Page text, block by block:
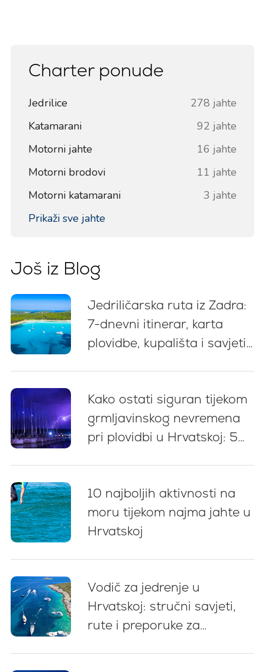
Charter ponude
Jedrilice
278 jahte
Katamarani
92 jahte
Motorni jahte
16 jahte
Motorni brodovi
11 jahte
Motorni katamarani
3 jahte
Prikaži sve jahte
Još iz Blog
Jedriličarska ruta iz Zadra:
7-dnevni itinerar, karta
plovidbe, kupališta i savjeti
Kako ostati siguran tijekom
grmljavinskog nevremena
pri plovidbi u Hrvatskoj: 5
10 najboljih aktivnosti na
moru tijekom najma jahte u
Hrvatskoj
Vodič za jedrenje u
Hrvatskoj: stručni savjeti,
rute i preporuke za